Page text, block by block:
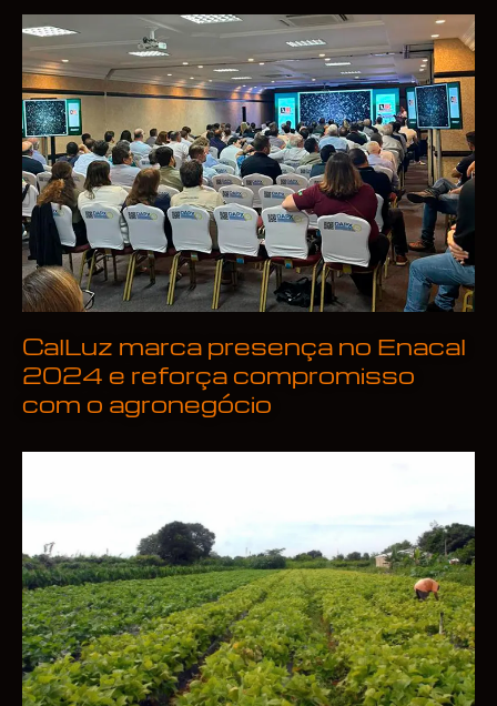
CalLuz marca presença no Enacal
2024 e reforça compromisso
com o agronegócio